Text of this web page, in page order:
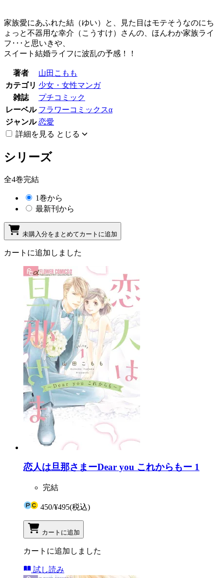
家族愛にあふれた結（ゆい）と、見た目はモテそうなのにち
ょっと不器用な幸介（こうすけ）さんの、ほんわか家族ライ
フ･･･と思いきや、
スイート結婚ライフに波乱の予感！！
著者
山田こもも
カテゴリ 少女・女性マンガ
雑誌
プチコミック
レーベル フラワーコミックスα
ジャンル 恋愛
詳細を見る とじる
シリーズ
全4巻完結
1巻から
最新刊から
未購入分をまとめてカートに追加
カートに追加しました
恋人は旦那さまーDear you これからもー 1
完結
450/¥495(税込)
カートに追加
カートに追加しました
試し読み